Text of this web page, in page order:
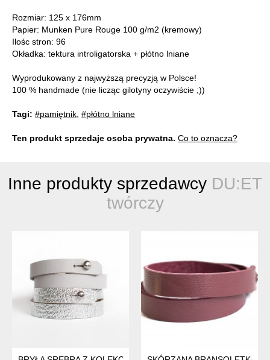
Rozmiar: 125 x 176mm
Papier: Munken Pure Rouge 100 g/m2 (kremowy)
Ilośc stron: 96
Okładka: tektura introligatorska + płótno lniane
Wyprodukowany z najwyższą precyzją w Polsce!
100 % handmade (nie licząc gilotyny oczywiście ;))
Tagi: #pamiętnik #płótno lniane
Ten produkt sprzedaje osoba prywatna. Co to oznacza?
Inne produkty sprzedawcy DU:ET
twórczy